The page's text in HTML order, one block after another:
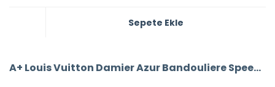
Sepete Ekle
A+ Louis Vuitton Damier Azur Bandouliere Speedy 35’Lik Vejital Deri